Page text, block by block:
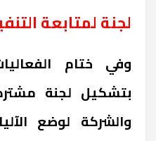
لجنة لمتابعة
وفي ختام
بتشكيل لجنة
والشركة لوضع